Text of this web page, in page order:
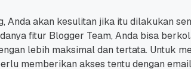
Anda akan kesulitan jika itu dilakukan
fitur Blogger Team, Anda bisa
lebih maksimal dan tertata. Untuk
memberikan akses tentu dengan